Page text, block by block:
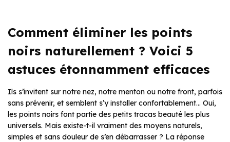
Comment éliminer les points
noirs naturellement ? Voici 5
astuces étonnamment efficaces
Ils s’invitent sur notre nez, notre menton ou notre front, parfois
sans prévenir, et semblent s’y installer confortablement… Oui,
les points noirs font partie des petits tracas beauté les plus
universels. Mais existe-t-il vraiment des moyens naturels,
simples et sans douleur de s’en débarrasser ? La réponse